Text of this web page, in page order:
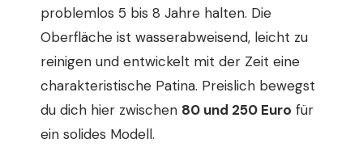
problemlos 5 bis 8 Jahre halten. Die
Oberfläche ist wasserabweisend, leicht zu
reinigen und entwickelt mit der Zeit eine
charakteristische Patina. Preislich bewegst
du dich hier zwischen 80 und 250 Euro für
ein solides Modell.